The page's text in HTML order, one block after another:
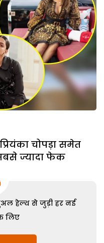
चोपड़ा समेत
ज्यादा फेक
हेल्थ से जुड़ी हर नई
लिए